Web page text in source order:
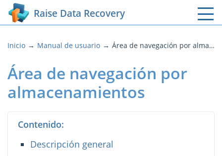
Raise Data Recovery
Inicio Manual de usuario Área de navegación por almacenamientos
Área de navegación por
almacenamientos
Contenido:
Descripción general